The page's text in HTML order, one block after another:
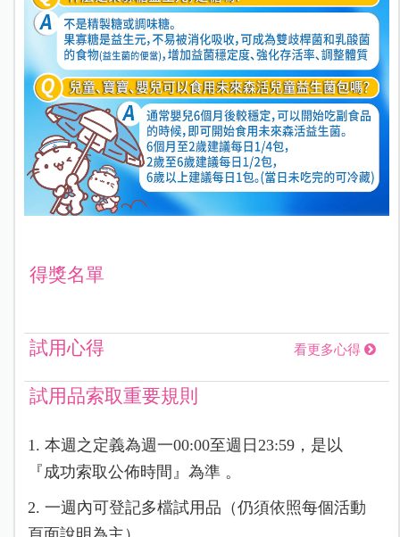
得獎名單
試用心得 看更多心得
試用品索取重要規則
1. 本週之定義為週一00:00至週日23:59，是以
『成功索取公佈時間』為準 。
2. 一週內可登記多檔試用品（仍須依照每個活動